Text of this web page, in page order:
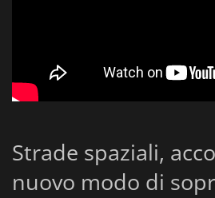
Strade spaziali,
nuovo modo di